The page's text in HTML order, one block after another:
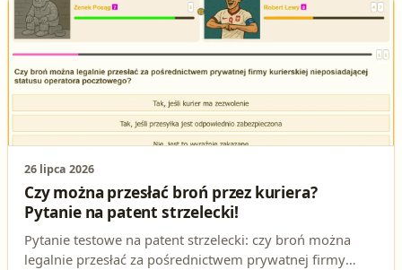
26 lipca 2026
Czy można przesłać broń przez kuriera?
Pytanie na patent strzelecki!
Pytanie testowe na patent strzelecki: czy broń można
legalnie przesłać za pośrednictwem prywatnej firmy